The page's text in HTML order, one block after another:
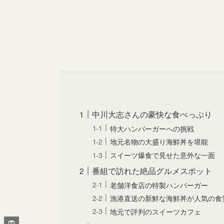
中川大志さんの豪快な食べっぷり
特大ハンバーガーへの挑戦
地元名物の大盛り海鮮丼を堪能
スイーツ爆食で見せた意外な一面
番組で訪れた絶品グルメスポット
老舗洋食店の特製ハンバーガー
漁港直送の新鮮な海鮮丼が人気の
地元で評判のスイーツカフェ